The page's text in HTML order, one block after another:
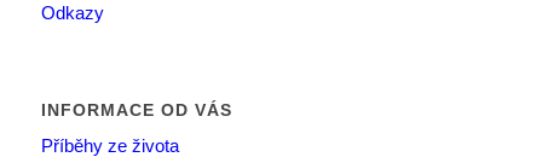
Odkazy
INFORMACE OD VÁS
Příběhy ze života